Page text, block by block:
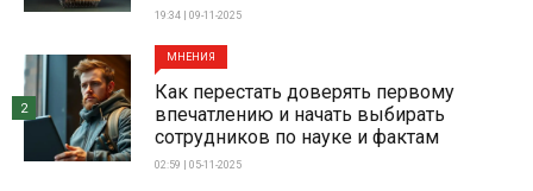
19:34 | 09-11-2025
МНЕНИЯ
Как перестать доверять первому
впечатлению и начать выбирать
сотрудников по науке и фактам
02:59 | 05-11-2025
2